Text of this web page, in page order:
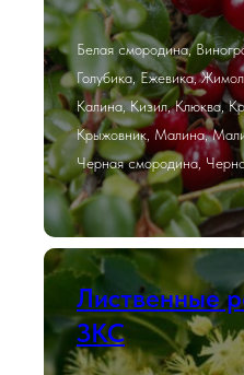
Белая смородина,
Голубика, Ежевика,
Калина, Кизил, Клюква,
Крыжовник, Малина,
Черная смородина,
Лиственные
ЗКС